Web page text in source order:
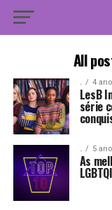
All
. 4
LesB
série
. 5
As